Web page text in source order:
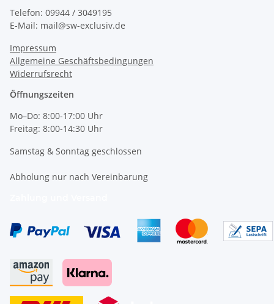
Telefon: 09944 / 3049195
E-Mail: mail@sw-exclusiv.de
Impressum
Allgemeine Geschäftsbedingungen
Widerrufsrecht
Öffnungszeiten
Mo–Do: 8:00-17:00 Uhr
Freitag: 8:00-14:30 Uhr
Samstag & Sonntag geschlossen
Abholung nur nach Vereinbarung